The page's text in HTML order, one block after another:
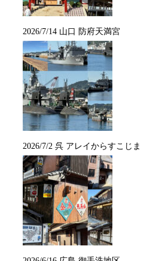
2026/7/14 山口 防府天満宮
2026/7/2 呉 アレイからすこじま